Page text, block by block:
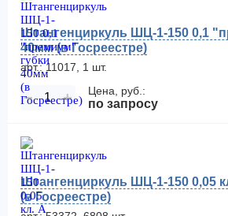
Штангенциркуль ШЦ-1-150 0,1
40мм (в Госреестре)
арт.: 11017, 1 шт.
− + Цена, руб.:
по запросу
Штангенциркуль ШЦ-1-150 0,05
(в Госреестре)